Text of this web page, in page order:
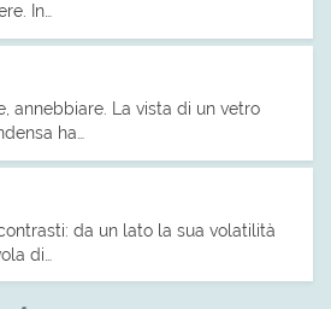
In…
annebbiare. La vista di un vetro
ha…
da un lato la sua volatilità
di…